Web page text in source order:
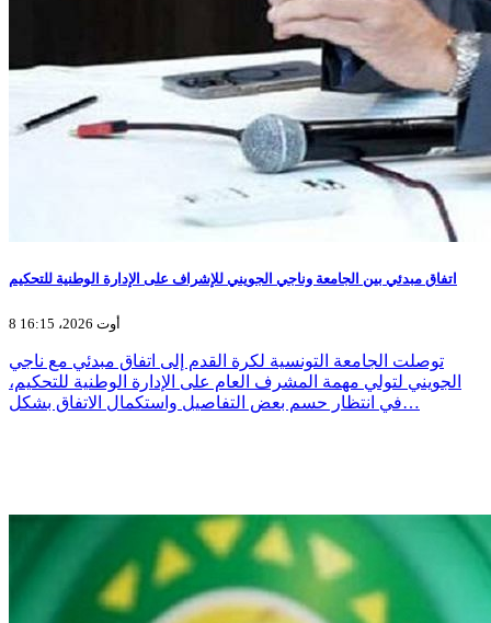
اتفاق مبدئي بين الجامعة وناجي الجويني للإشراف على الإدارة الوطنية للتحكيم
8 أوت 2026، 16:15
توصلت الجامعة التونسية لكرة القدم إلى اتفاق مبدئي مع ناجي
الجويني لتولي مهمة المشرف العام على الإدارة الوطنية للتحكيم،
في انتظار حسم بعض التفاصيل واستكمال الاتفاق بشكل…